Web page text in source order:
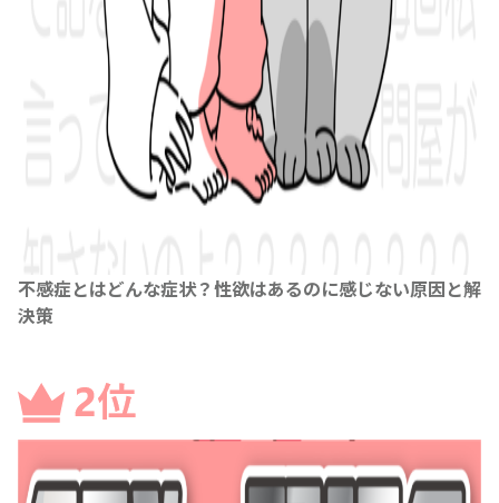
不感症とはどんな症状？性欲はあるのに感じない原因と解
決策